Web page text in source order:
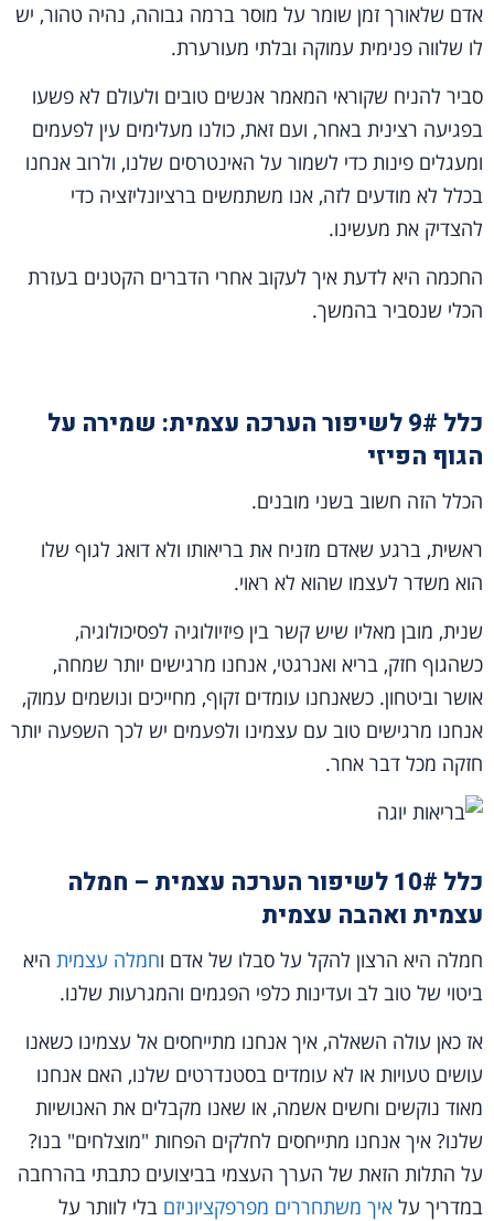
אדם שלאורך זמן שומר על מוסר ברמה גבוהה, נהיה טהור, יש
לו שלווה פנימית עמוקה ובלתי מעורערת.
סביר להניח שקוראי המאמר אנשים טובים ולעולם לא פשעו
בפגיעה רצינית באחר, ועם זאת, כולנו מעלימים עין לפעמים
ומעגלים פינות כדי לשמור על האינטרסים שלנו, ולרוב אנחנו
בכלל לא מודעים לזה, אנו משתמשים ברציונליזציה כדי
להצדיק את מעשינו.
החכמה היא לדעת איך לעקוב אחרי הדברים הקטנים בעזרת
הכלי שנסביר בהמשך.
כלל 9# לשיפור הערכה עצמית: שמירה על
הגוף הפיזי
הכלל הזה חשוב בשני מובנים.
ראשית, ברגע שאדם מזניח את בריאותו ולא דואג לגוף שלו
הוא משדר לעצמו שהוא לא ראוי.
שנית, מובן מאליו שיש קשר בין פיזיולוגיה לפסיכולוגיה,
כשהגוף חזק, בריא ואנרגטי, אנחנו מרגישים יותר שמחה,
אושר וביטחון. כשאנחנו עומדים זקוף, מחייכים ונושמים עמוק,
אנחנו מרגישים טוב עם עצמינו ולפעמים יש לכך השפעה יותר
חזקה מכל דבר אחר.
כלל 10# לשיפור הערכה עצמית – חמלה
עצמית ואהבה עצמית
חמלה היא הרצון להקל על סבלו של אדם וחמלה עצמית היא
ביטוי של טוב לב ועדינות כלפי הפגמים והמגרעות שלנו.
אז כאן עולה השאלה, איך אנחנו מתייחסים אל עצמינו כשאנו
עושים טעויות או לא עומדים בסטנדרטים שלנו, האם אנחנו
מאוד נוקשים וחשים אשמה, או שאנו מקבלים את האנושיות
שלנו? איך אנחנו מתייחסים לחלקים הפחות "מוצלחים" בנו?
על התלות הזאת של הערך העצמי בביצועים כתבתי בהרחבה
במדריך על איך משתחררים מפרפקציוניזם בלי לוותר על